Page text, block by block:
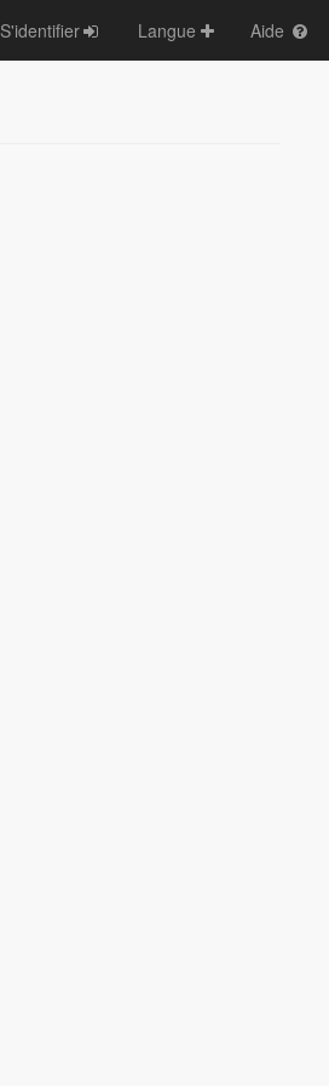
S'identifier Langue Aide